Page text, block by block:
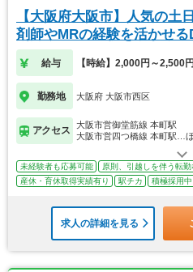
【大阪府大阪市】人気の
剤師やMRの経験を活かせる
給与 【時給】2,000円～2,500円
勤務地 大阪府 大阪市西区
アクセス
大阪市営御堂筋線 本町駅
大阪市営四つ橋線 本町駅…
未経験者も応募可能 原則、引越しを伴う転勤
産休・育休取得実績有り
駅チカ 積極採用中
求人の詳細を見る